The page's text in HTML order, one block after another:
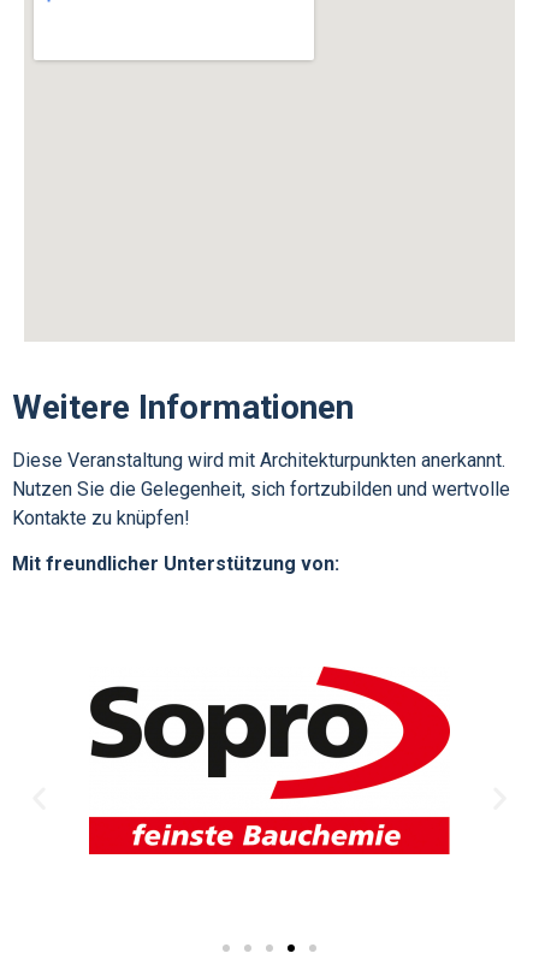
Weitere Informationen
Diese Veranstaltung wird mit Architekturpunkten anerkannt.
Nutzen Sie die Gelegenheit, sich fortzubilden und wertvolle
Kontakte zu knüpfen!
Mit freundlicher Unterstützung von: